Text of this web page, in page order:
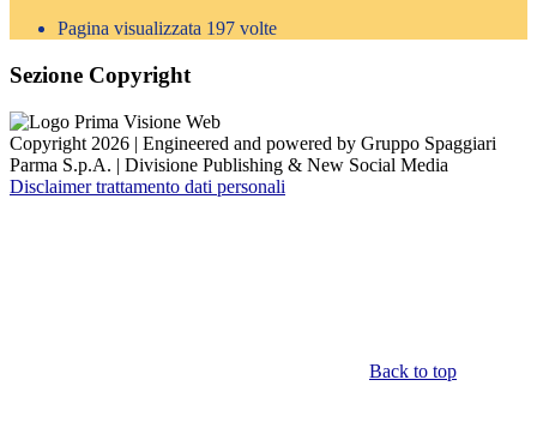
Pagina visualizzata 197 volte
Sezione Copyright
Copyright 2026 | Engineered and powered by Gruppo Spaggiari
Parma S.p.A. | Divisione Publishing & New Social Media
Disclaimer trattamento dati personali
Back to top